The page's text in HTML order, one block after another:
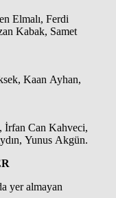
Elmalı, Ferdi
Kabak, Samet
Kaan Ayhan,
İrfan Can Kahveci,
Yunus Akgün.
yer almayan